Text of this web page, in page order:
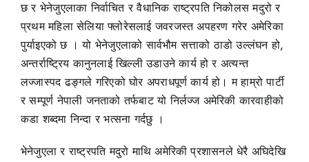
छ र भेनेजुएलाका निर्वाचित र वैधानिक राष्ट्रपति निकोलस मदुरो र
प्रथम महिला सेलिया फ्लोरेसलाई जवरजस्त अपहरण गरेर अमेरिका
पुर्याइएको छ । यो भेनेजुएलाको सार्वभौम सत्ताको ठाडो उल्लंघन हो,
अन्तर्राष्ट्रिय कानुनलाई खिल्ली उडाउने कार्य हो र अत्यन्त
लज्जास्पद ढङ्गले गरिएको घोर अपराधपूर्ण कार्य हो। म हाम्रो पार्टी
र सम्पूर्ण नेपाली जनताको तर्फबाट यो निर्लज्ज अमेरिकी कारवाहीको
कडा शब्दमा निन्दा र भत्सना गर्दछु ।
भेनेजुएला र राष्ट्रपति मदुरो माथि अमेरिकी प्रशासनले धेरै अघिदेखि